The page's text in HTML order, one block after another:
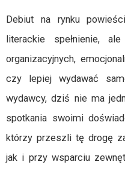
Debiut na rynku
literackie spełnienie,
organizacyjnych,
czy lepiej wydawać
wydawcy, dziś nie ma
spotkania swoimi
którzy przeszli tę drogę
jak i przy wsparciu